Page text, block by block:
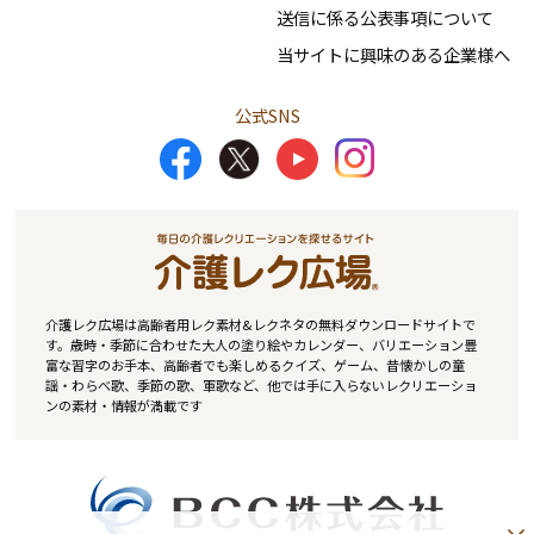
送信に係る公表事項について
当サイトに興味のある企業様へ
公式SNS
介護レク広場は高齢者用レク素材&レクネタの無料ダウンロードサイトで
す。歳時・季節に合わせた大人の塗り絵やカレンダー、バリエーション豊
富な習字のお手本、高齢者でも楽しめるクイズ、ゲーム、昔懐かしの童
謡・わらべ歌、季節の歌、軍歌など、他では手に入らないレクリエーショ
ンの素材・情報が満載です